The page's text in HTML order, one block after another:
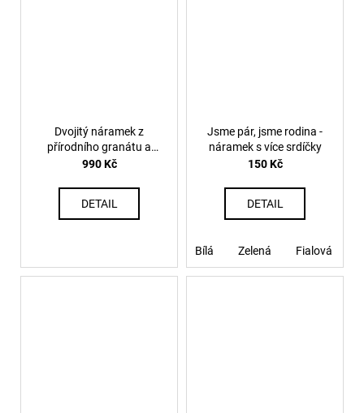
Dvojitý náramek z
přírodního granátu a
karmy plněné zlatem
990 Kč
DETAIL
Jsme pár, jsme rodina -
náramek s více srdíčky
150 Kč
DETAIL
Bílá Zelená Fialová